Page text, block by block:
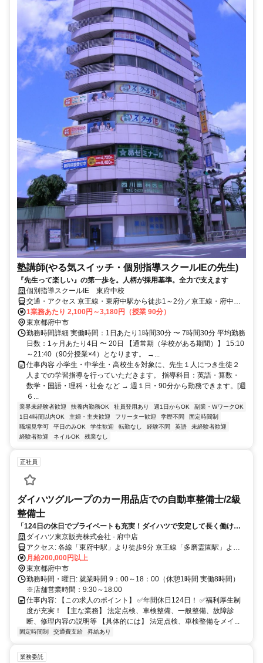
塾講師(やる気スイッチ・個別指導スクールIEの先生)
『先生って楽しい』の第一歩を。人柄が採用基準。全力で支えます
個別指導スクールIE 東府中校
交通・アクセス 京王線・東府中駅から徒歩1～2分／京王線・府中駅
から徒歩14～15分
1業務あたり 2,100円～3,180円（授業 90分）
東京都府中市
勤務時間詳細 実働時間：1日あたり1時間30分 〜 7時間30分 平均勤務
日数：1ヶ月あたり4日 〜 20日 【通常期（学校がある期間）】 15:10
～21:40（90分授業×4）となります。 →...
仕事内容 小学生・中学生・高校生を対象に、先生１人につき生徒２
人までの学習指導を行っていただきます。 指導科目：英語・算数・
数学・国語・理科・社会 など → 週１日・90分から勤務できます。[週
６...
業界未経験者歓迎 扶養内勤務OK 社員登用あり 週1日からOK
副業・WワークOK
1日4時間以内OK
主婦・主夫歓迎 フリーター歓迎 学歴不問
固定時間制
職場見学可
平日のみOK 学生歓迎 転勤なし 経験不問 英語
未経験者歓迎
経験者歓迎
ネイルOK 残業なし
正社員
ダイハツグループのカー用品店での自動車整備士/2級
整備士
「124日の休日でプライベートも充実！ダイハツで安定して長く働ける
職場」ダイハツ東京販売株式会社 - 府中店
アクセス: 各線「東府中駅」より徒歩9分 京王線「多磨霊園駅」より
徒歩9分 西武多摩川線「白糸台駅」より徒歩13分
月給200,000円以上
東京都府中市
勤務時間・曜日: 就業時間 9：00～18：00（休憩1時間 実働8時間）
※店舗営業時間：9:30～18:00
仕事内容: 【この求人のポイント】 ✅年間休日124日！ ✅福利厚生制
度が充実！ 【主な業務】 法定点検、車検整備、一般整備、故障診
断、修理内容の説明等 【具体的には】 法定点検、車検整備をメイ...
固定時間制 交通費支給 昇給あり
業務委託